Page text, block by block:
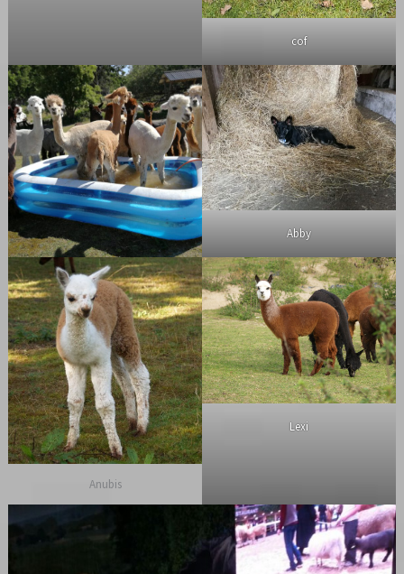
cof
Abby
Anubis
Lexi